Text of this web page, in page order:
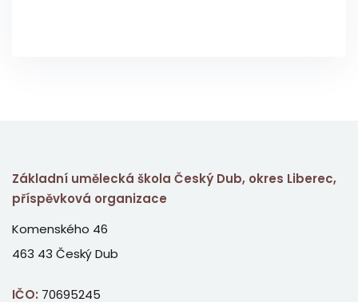
Základní umělecká škola Český Dub, okres Liberec,
příspěvková organizace
Komenského 46
463 43 Český Dub
IČO: 70695245